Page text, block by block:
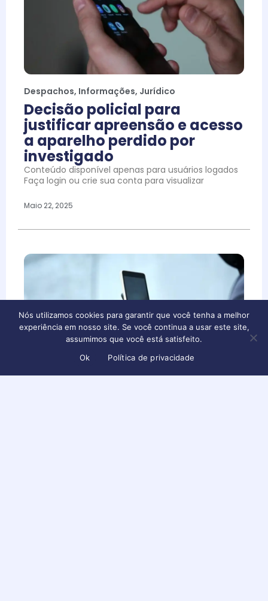
Despachos, Informações, Jurídico
Decisão policial para
justificar apreensão e acesso
a aparelho perdido por
investigado
Conteúdo disponível apenas para usuários logados
Faça login ou crie sua conta para visualizar
Maio 22, 2025
Nós utilizamos cookies para garantir que você tenha a melhor
experiência em nosso site. Se você continua a usar este site,
assumimos que você está satisfeito.
Ok
Política de privacidade